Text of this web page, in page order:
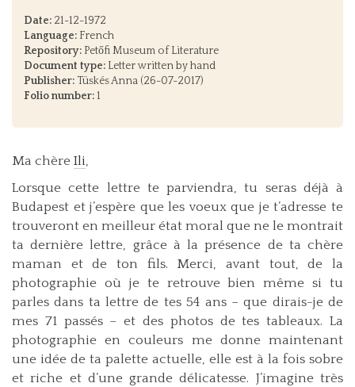
Date: 21-12-1972
Language: French
Repository: Petőfi Museum of Literature
Document type: Letter written by hand
Publisher: Tüskés Anna (26-07-2017)
Folio number:1
Ma chère Ili,
Lorsque cette lettre te parviendra, tu seras déjà à
Budapest et j’espère que les voeux que je t’adresse te
trouveront en meilleur état moral que ne le montrait
ta dernière lettre, grâce à la présence de ta chère
maman et de ton fils. Merci, avant tout, de la
photographie où je te retrouve bien même si tu
parles dans ta lettre de tes 54 ans – que dirais-je de
mes 71 passés – et des photos de tes tableaux. La
photographie en couleurs me donne maintenant
une idée de ta palette actuelle, elle est à la fois sobre
et riche et d’une grande délicatesse. J’imagine très